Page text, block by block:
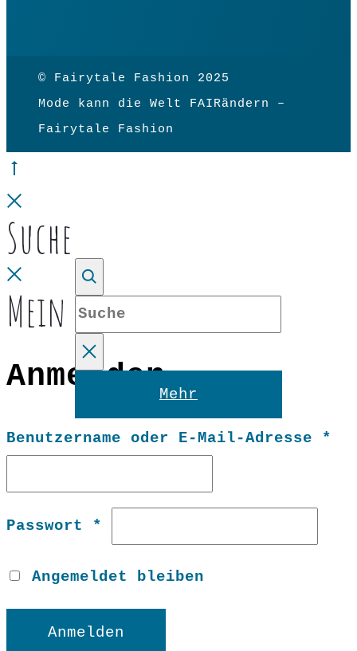
© Fairytale Fashion 2025
Mode kann die Welt FAIRändern –
Fairytale Fashion
top
Suche
Suche
Mehr
Mein Konto
Anmelden
Benutzername oder E-Mail-Adresse *
Passwort *
Angemeldet bleiben
Anmelden